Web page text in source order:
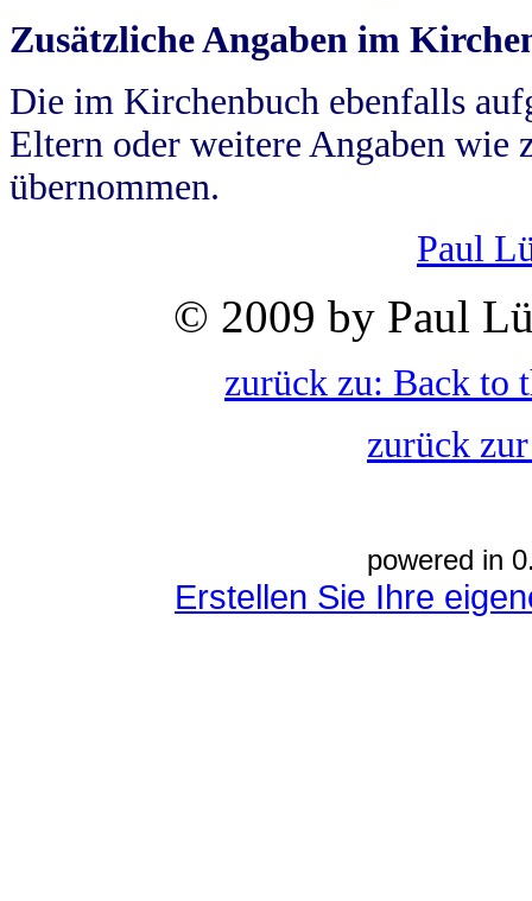
Zusätzliche Angaben im
Die im Kirchenbuch ebenfalls
Eltern oder weitere Angaben wie
übernommen.
Paul
© 2009 by Paul
zurück zu: Back to
zurück
powered in
Erstellen Sie Ihre